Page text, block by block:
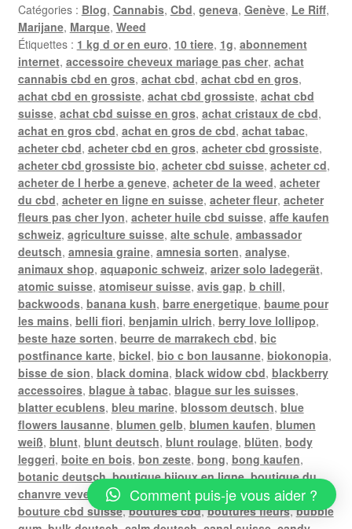
Catégories : Blog, Cannabis, Cbd, geneva, Genève, Le Riff,
Marijane, Marque, Weed
Étiquettes : 1 kg d or en euro, 10 tiere, 1g, abonnement
internet, accessoire cheveux mariage pas cher, achat
cannabis cbd en gros, achat cbd, achat cbd en gros,
achat cbd en grossiste, achat cbd grossiste, achat cbd
suisse, achat cbd suisse en gros, achat cristaux de cbd,
achat en gros cbd, achat en gros de cbd, achat tabac,
acheter cbd, acheter cbd en gros, acheter cbd grossiste,
acheter cbd grossiste bio, acheter cbd suisse, acheter cd,
acheter de l herbe a geneve, acheter de la weed, acheter
du cbd, acheter en ligne en suisse, acheter fleur, acheter
fleurs pas cher lyon, acheter huile cbd suisse, affe kaufen
schweiz, agriculture suisse, alte schule, ambassador
deutsch, amnesia graine, amnesia sorten, analyse,
animaux shop, aquaponic schweiz, arizer solo ladegerät,
atomic suisse, atomiseur suisse, avis gap, b chill,
backwoods, banana kush, barre energetique, baume pour
les mains, belli fiori, benjamin ulrich, berry love lollipop,
beste haze sorten, beurre de marrakech cbd, bic
postfinance karte, bickel, bio c bon lausanne, biokonopia,
bisse de sion, black domina, black widow cbd, blackberry
accessoires, blague à tabac, blague sur les suisses,
blatter ecublens, bleu marine, blossom deutsch, blue
flowers lausanne, blumen gelb, blumen kaufen, blumen
weiß, blunt, blunt deutsch, blunt roulage, blüten, body
leggeri, boite en bois, bon zeste, bong, bong kaufen,
botanic deutsch,boutique bijoux en ligne,boutique du
chanvre vevey
boutique vente flash,bouture cbd,
bouture cbd suisse,boutures cbd,boutures fleurs,bubble
Comment puis-je vous aider ?